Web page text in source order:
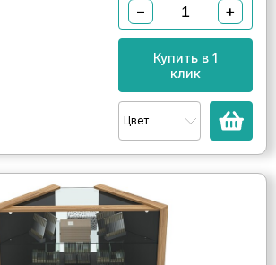
− +
Купить в 1
клик
Цвет